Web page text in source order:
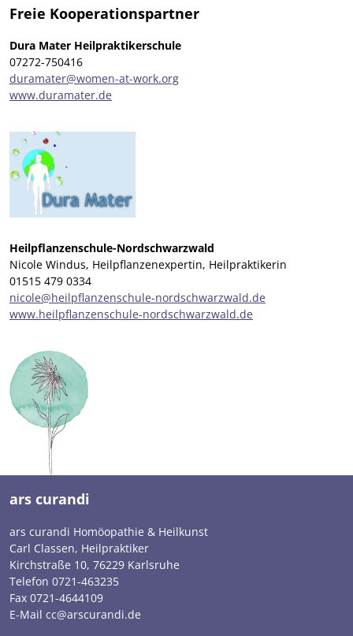
Freie Kooperationspartner
Dura Mater Heilpraktikerschule
07272-750416
duramater@women-at-work.org
www.duramater.de
Heilpflanzenschule-Nordschwarzwald
Nicole Windus, Heilpflanzenexpertin, Heilpraktikerin
01515 479 0334
nicole@heilpflanzenschule-nordschwarzwald.de
www.heilpflanzenschule-nordschwarzwald.de
ars curandi
ars curandi Homöopathie & Heilkunst
Carl Classen, Heilpraktiker
Kirchstraße 10, 76229 Karlsruhe
Telefon 0721-463235
Fax 0721-4644109
E-Mail cc@arscurandi.de